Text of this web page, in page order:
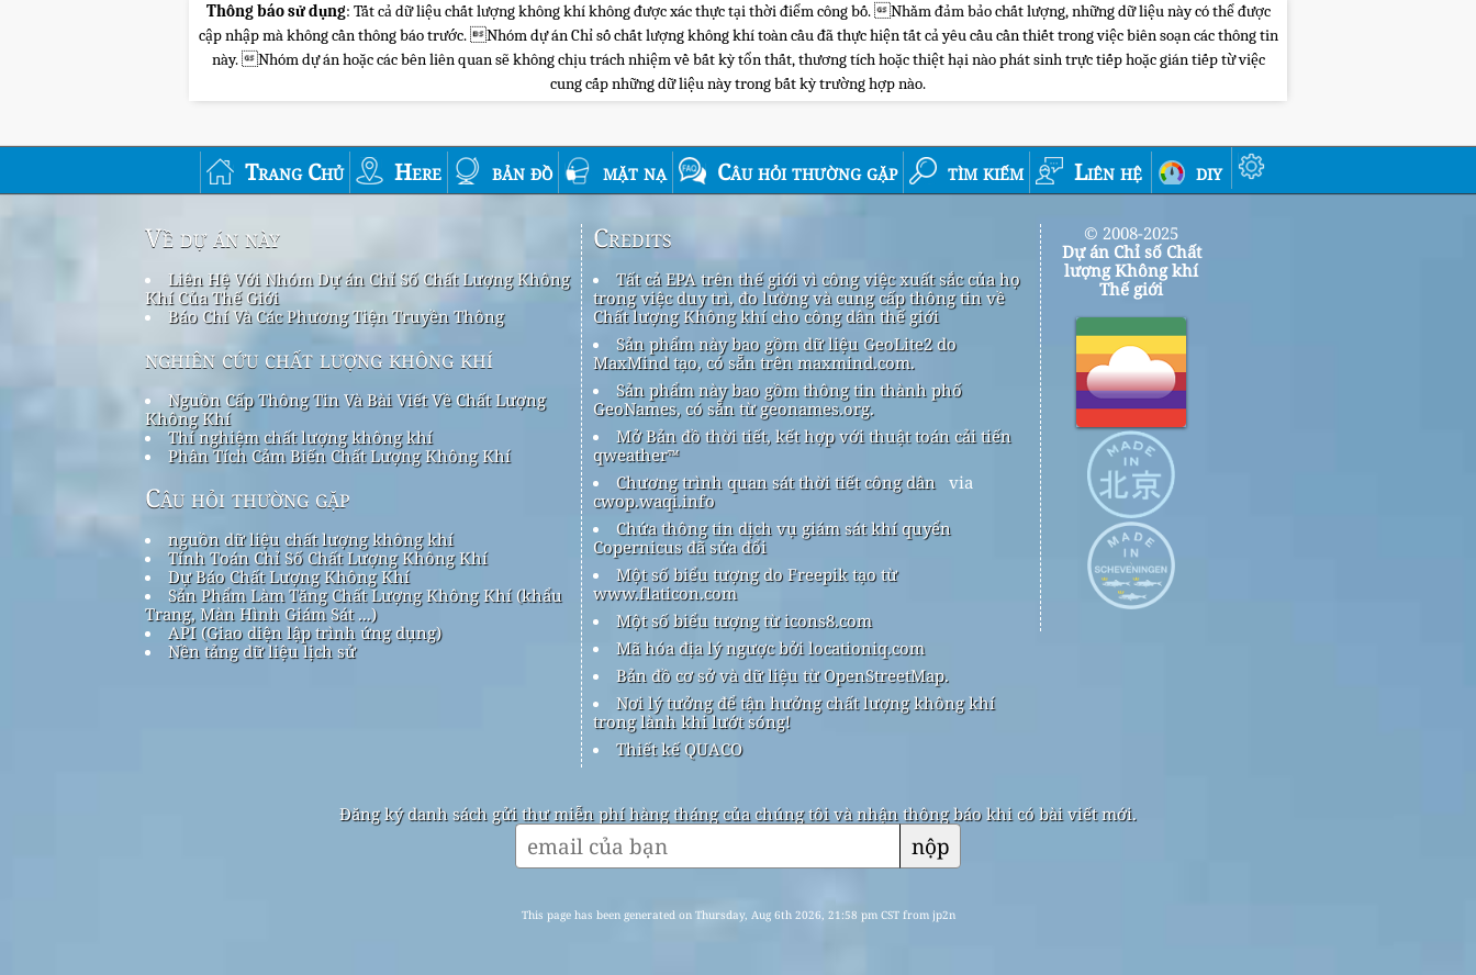
Thông báo sử dụng: Tất cả dữ liệu chất lượng không khí không được xác thực tại thời điểm công bố. Nhằm đảm bảo chất lượng, những dữ liệu này có thể được
cập nhập mà không cần thông báo trước. Nhóm dự án Chỉ số chất lượng không khí toàn cầu đã thực hiện tất cả yêu cầu cần thiết trong việc biên soạn các thông tin
này. Nhóm dự án hoặc các bên liên quan sẽ không chịu trách nhiệm về bất kỳ tổn thất, thương tích hoặc thiệt hại nào phát sinh trực tiếp hoặc gián tiếp từ việc
cung cấp những dữ liệu này trong bất kỳ trường hợp nào.
Trang Chủ Here bản đồ mặt nạ Câu hỏi thường gặp tìm kiếm Liên hệ diy
Về dự án này
Liên Hệ Với Nhóm Dự án Chỉ Số Chất Lượng Không
Khí Của Thế Giới
Báo Chí Và Các Phương Tiện Truyền Thông
nghiên cứu chất lượng không khí
Nguồn Cấp Thông Tin Và Bài Viết Về Chất Lượng
Không Khí
Thí nghiệm chất lượng không khí
Phân Tích Cảm Biến Chất Lượng Không Khí
Câu hỏi thường gặp
nguồn dữ liệu chất lượng không khí
Tính Toán Chỉ Số Chất Lượng Không Khí
Dự Báo Chất Lượng Không Khí
Sản Phẩm Làm Tăng Chất Lượng Không Khí (khẩu
Trang, Màn Hình Giám Sát ...)
API (Giao diện lập trình ứng dụng)
Nền tảng dữ liệu lịch sử
Credits
Tất cả EPA trên thế giới vì công việc xuất sắc của họ
trong việc duy trì, đo lường và cung cấp thông tin về
Chất lượng Không khí cho công dân thế giới
Sản phẩm này bao gồm dữ liệu GeoLite2 do
MaxMind tạo, có sẵn trên maxmind.com.
Sản phẩm này bao gồm thông tin thành phố
GeoNames, có sẵn từ geonames.org.
Mở Bản đồ thời tiết, kết hợp với thuật toán cải tiến
qweather™
Chương trình quan sát thời tiết công dân via
cwop.waqi.info
Chứa thông tin dịch vụ giám sát khí quyển
Copernicus đã sửa đổi
Một số biểu tượng do Freepik tạo từ
www.flaticon.com
Một số biểu tượng từ icons8.com
Mã hóa địa lý ngược bởi locationiq.com
Bản đồ cơ sở và dữ liệu từ OpenStreetMap.
Nơi lý tưởng để tận hưởng chất lượng không khí
trong lành khi lướt sóng!
Thiết kế QUACO
© 2008-2025
Dự án Chỉ số Chất
lượng Không khí
Thế giới
Đăng ký danh sách gửi thư miễn phí hàng tháng của chúng tôi và nhận thông báo khi có bài viết mới.
nộp
This page has been generated on Thursday, Aug 6th 2026, 21:58 pm CST from jp2n